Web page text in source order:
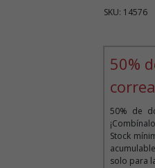
SKU: 14576
50%
50% de
Stock
solo para